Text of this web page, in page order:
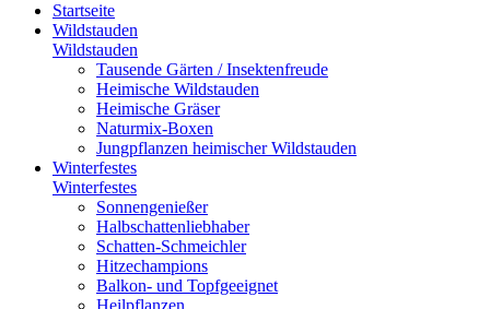
Startseite
Wildstauden
Wildstauden
Tausende Gärten / Insektenfreude
Heimische Wildstauden
Heimische Gräser
Naturmix-Boxen
Jungpflanzen heimischer Wildstauden
Winterfestes
Winterfestes
Sonnengenießer
Halbschattenliebhaber
Schatten-Schmeichler
Hitzechampions
Balkon- und Topfgeeignet
Heilpflanzen